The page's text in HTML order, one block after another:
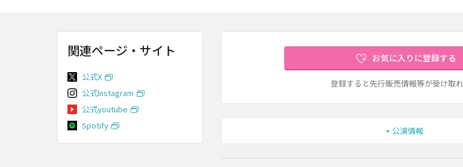
お気に入りに登録する
登録すると先行販売情報等が受け取
公演情報
関連ページ・サイト
公式X
公式Instagram
公式youtube
Spotify